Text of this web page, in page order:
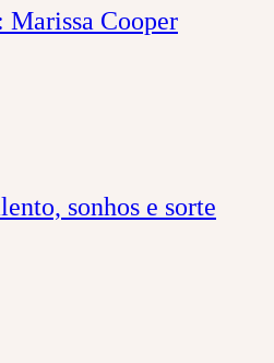
Marissa Cooper
sonhos e sorte